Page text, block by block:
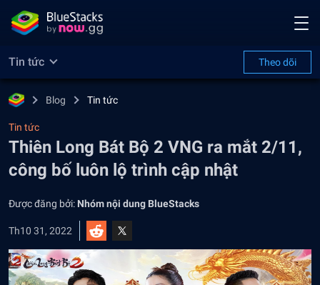
Tin tức Theo dõi
Blog Tin tức
Tin tức
Thiên Long Bát Bộ 2 VNG ra mắt 2/11,
công bố luôn lộ trình cập nhật
Được đăng bởi: Nhóm nội dung BlueStacks
Th10 31, 2022